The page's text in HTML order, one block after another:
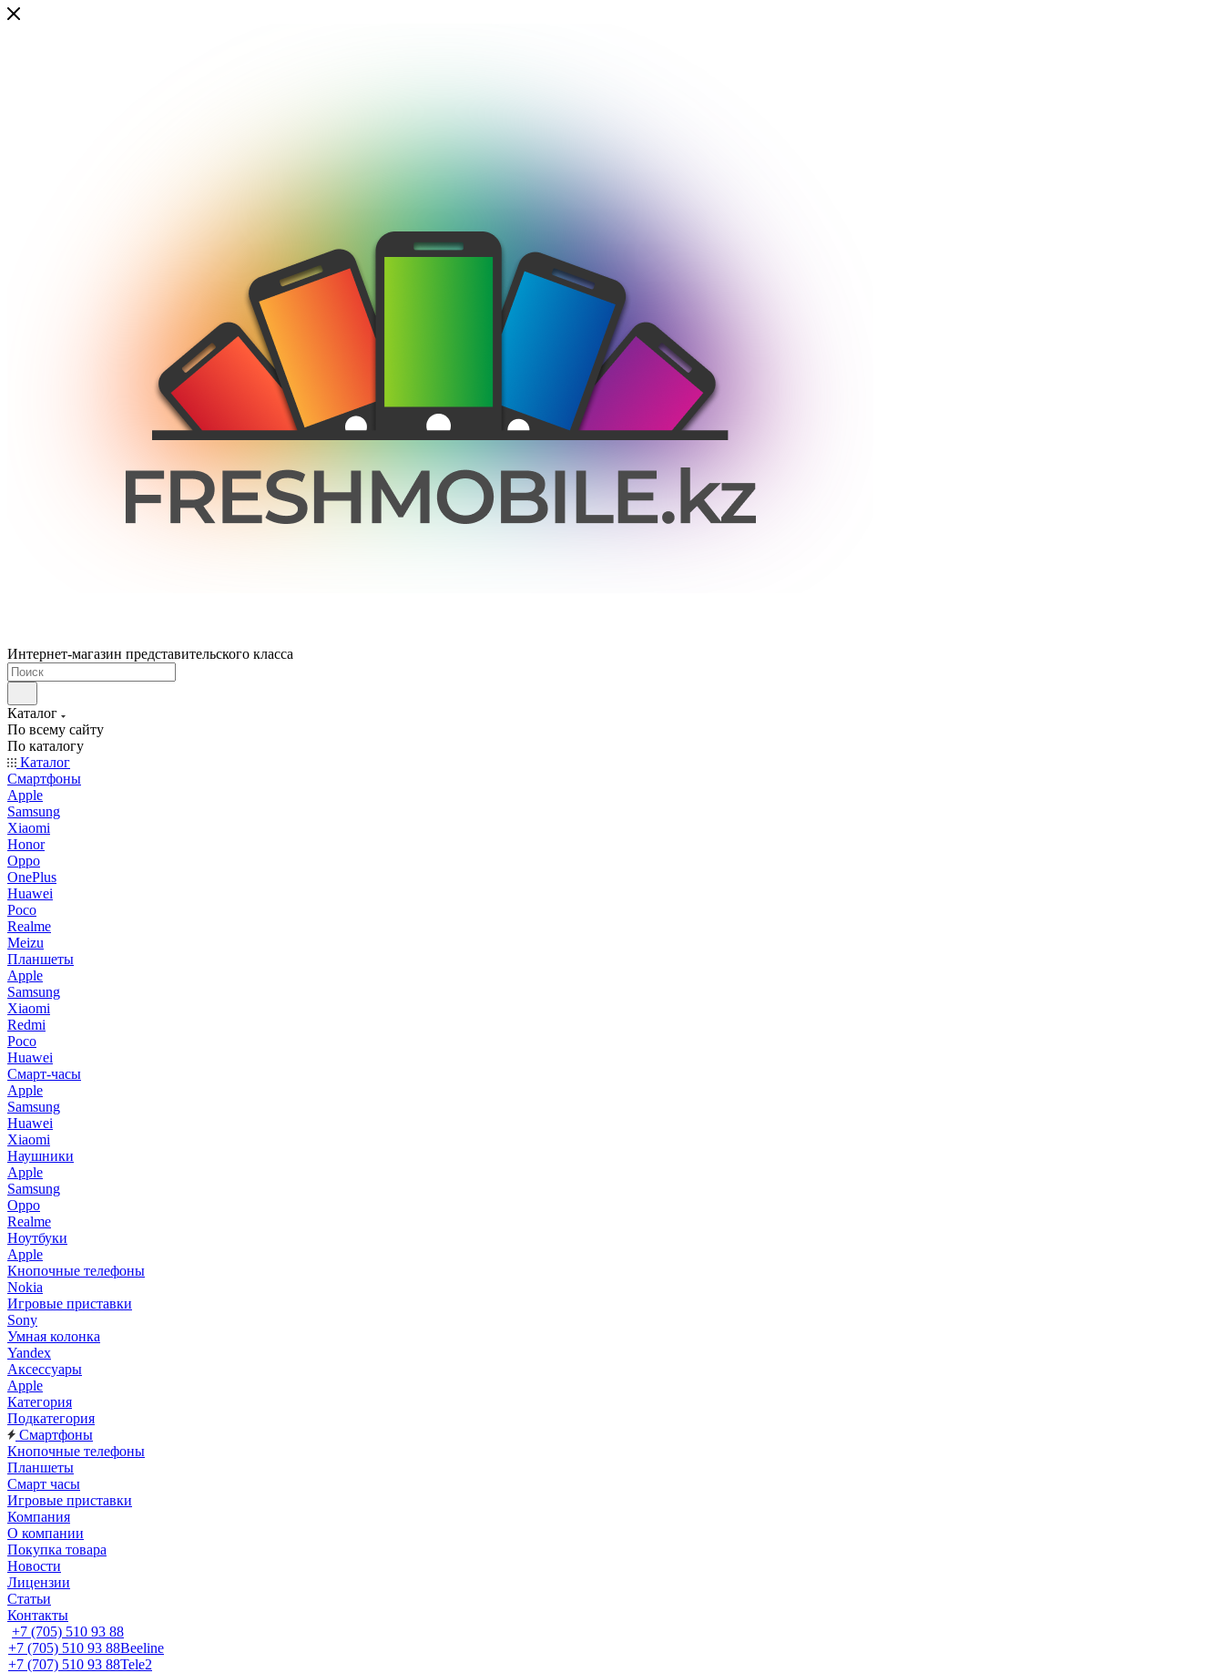
Интернет-магазин представительского класса
Каталог
По всему сайту
По каталогу
Каталог
Смартфоны
Apple
Samsung
Xiaomi
Honor
Oppo
OnePlus
Huawei
Poco
Realme
Meizu
Планшеты
Apple
Samsung
Xiaomi
Redmi
Poco
Huawei
Смарт-часы
Apple
Samsung
Huawei
Xiaomi
Наушники
Apple
Samsung
Oppo
Realme
Ноутбуки
Apple
Кнопочные телефоны
Nokia
Игровые приставки
Sony
Умная колонка
Yandex
Аксессуары
Apple
Категория
Подкатегория
Смартфоны
Кнопочные телефоны
Планшеты
Смарт часы
Игровые приставки
Компания
О компании
Покупка товара
Новости
Лицензии
Статьи
Контакты
+7 (705) 510 93 88
+7 (705) 510 93 88Beeline
+7 (707) 510 93 88Tele2